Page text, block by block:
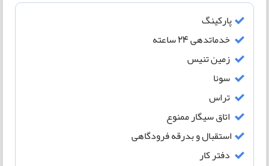
پارکینگ
خدماتدهی 24 ساعته
زمین تنیس
سونا
تراس
اتاق سیگار ممنوع
استقبال و بدرقه فرودگاهی
دفتر کار